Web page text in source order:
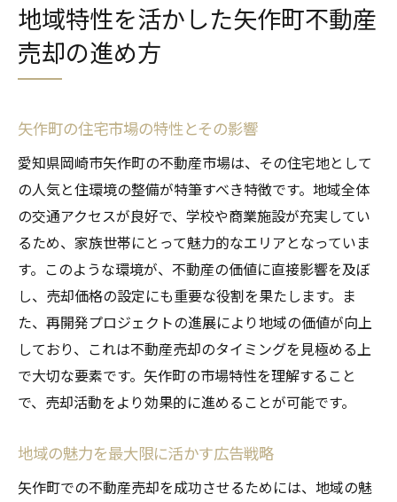
地域特性を活かした矢作町不動産
売却の進め方
矢作町の住宅市場の特性とその影響
愛知県岡崎市矢作町の不動産市場は、その住宅地として
の人気と住環境の整備が特筆すべき特徴です。地域全体
の交通アクセスが良好で、学校や商業施設が充実してい
るため、家族世帯にとって魅力的なエリアとなっていま
す。このような環境が、不動産の価値に直接影響を及ぼ
し、売却価格の設定にも重要な役割を果たします。ま
た、再開発プロジェクトの進展により地域の価値が向上
しており、これは不動産売却のタイミングを見極める上
で大切な要素です。矢作町の市場特性を理解すること
で、売却活動をより効果的に進めることが可能です。
地域の魅力を最大限に活かす広告戦略
矢作町での不動産売却を成功させるためには、地域の魅